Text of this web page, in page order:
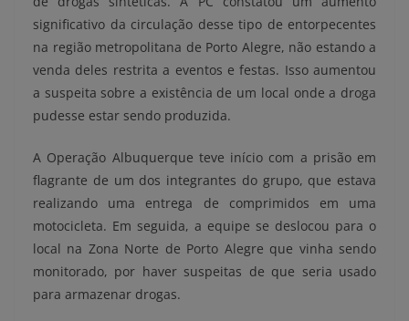
significativo da circulação desse tipo de entorpecentes
na região metropolitana de Porto Alegre, não estando a
venda deles restrita a eventos e festas. Isso aumentou
a suspeita sobre a existência de um local onde a droga
pudesse estar sendo produzida.
A Operação Albuquerque teve início com a prisão em
flagrante de um dos integrantes do grupo, que estava
realizando uma entrega de comprimidos em uma
motocicleta. Em seguida, a equipe se deslocou para o
local na Zona Norte de Porto Alegre que vinha sendo
monitorado, por haver suspeitas de que seria usado
para armazenar drogas.